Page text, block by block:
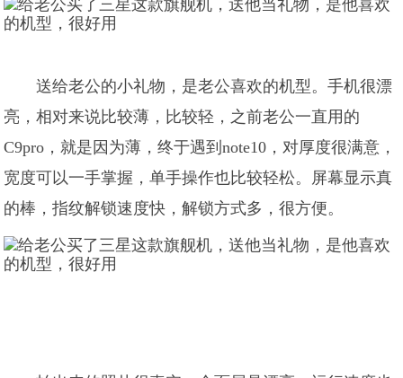
送给老公的小礼物，是老公喜欢的机型。手机很漂
亮，相对来说比较薄，比较轻，之前老公一直用的
C9pro，就是因为薄，终于遇到note10，对厚度很满意，
宽度可以一手掌握，单手操作也比较轻松。屏幕显示真
的棒，指纹解锁速度快，解锁方式多，很方便。